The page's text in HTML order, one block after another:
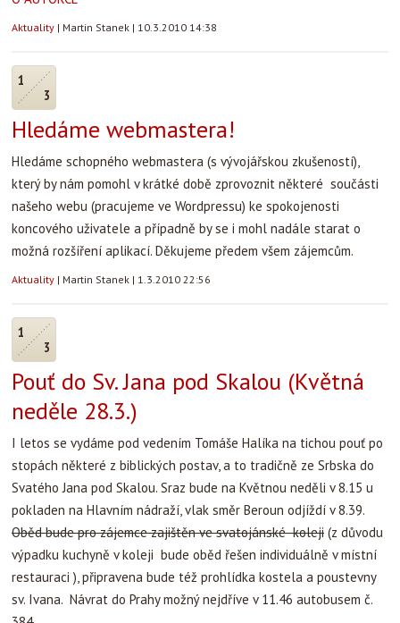
Aktuality | Martin Stanek | 10.3.2010 14:38
1
3
Hledáme webmastera!
Hledáme schopného webmastera (s vývojářskou zkušeností),
který by nám pomohl v krátké době zprovoznit některé součásti
našeho webu (pracujeme ve Wordpressu) ke spokojenosti
koncového uživatele a případně by se i mohl nadále starat o
možná rozšíření aplikací. Děkujeme předem všem zájemcům.
Aktuality | Martin Stanek | 1.3.2010 22:56
1
3
Pouť do Sv. Jana pod Skalou (Květná
neděle 28.3.)
I letos se vydáme pod vedením Tomáše Halíka na tichou pouť po
stopách některé z biblických postav, a to tradičně ze Srbska do
Svatého Jana pod Skalou. Sraz bude na Květnou neděli v 8.15 u
pokladen na Hlavním nádraží, vlak směr Beroun odjíždí v 8.39.
Oběd bude pro zájemce zajištěn ve svatojánské koleji (z důvodu
výpadku kuchyně v koleji bude oběd řešen individuálně v místní
restauraci ), připravena bude též prohlídka kostela a poustevny
sv. Ivana. Návrat do Prahy možný nejdříve v 11.46 autobusem č.